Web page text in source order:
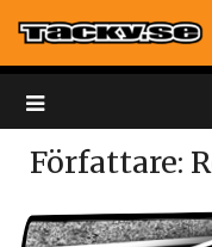
Författare: